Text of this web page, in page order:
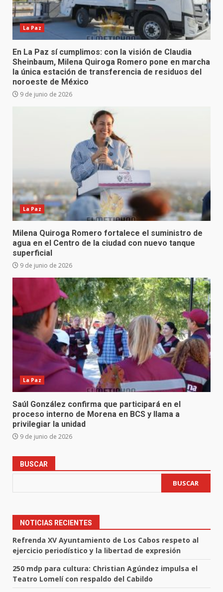
La Paz
En La Paz sí cumplimos: con la visión de Claudia
Sheinbaum, Milena Quiroga Romero pone en marcha
la única estación de transferencia de residuos del
noroeste de México
9 de junio de 2026
La Paz
Milena Quiroga Romero fortalece el suministro de
agua en el Centro de la ciudad con nuevo tanque
superficial
9 de junio de 2026
La Paz
Saúl González confirma que participará en el
proceso interno de Morena en BCS y llama a
privilegiar la unidad
9 de junio de 2026
BUSCAR
BUSCAR
NOTICIAS RECIENTES
Refrenda XV Ayuntamiento de Los Cabos respeto al
ejercicio periodístico y la libertad de expresión
250 mdp para cultura: Christian Agúndez impulsa el
Teatro Lomelí con respaldo del Cabildo